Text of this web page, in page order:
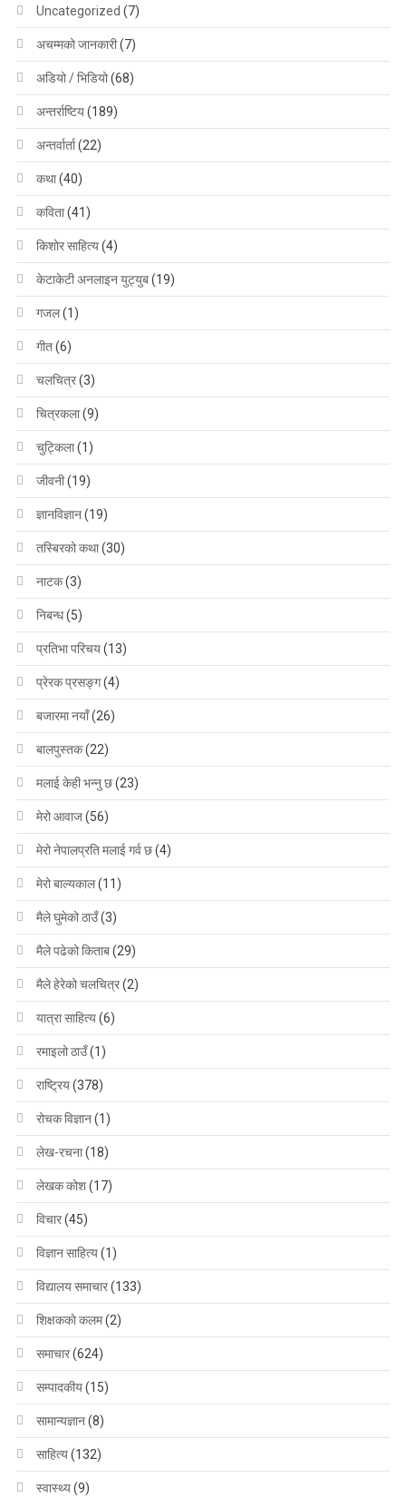
Uncategorized (7)
अचम्मको जानकारी(7)
अडियो / भिडियो(68)
अन्तर्राष्टिय(189)
अन्तर्वार्ता(22)
कथा(40)
कविता(41)
किशोर साहित्य(4)
केटाकेटी अनलाइन युट्युब(19)
गजल(1)
गीत(6)
चलचित्र(3)
चित्रकला(9)
चुट्किला(1)
जीवनी(19)
ज्ञानविज्ञान(19)
तस्बिरको कथा(30)
नाटक(3)
निबन्ध(5)
प्रतिभा परिचय(13)
प्रेरक प्रसङ्ग(4)
बजारमा नयाँ(26)
बालपुस्तक(22)
मलाई केही भन्नु छ(23)
मेरो आवाज(56)
मेरो नेपालप्रति मलाई गर्व छ(4)
मेरो बाल्यकाल(11)
मैले घुमेको ठाउँ(3)
मैले पढेको किताब(29)
मैले हेरेको चलचित्र(2)
यात्रा साहित्य(6)
रमाइलो ठाउँ(1)
राष्ट्रिय(378)
रोचक विज्ञान(1)
लेख-रचना(18)
लेखक कोश(17)
विचार(45)
विज्ञान साहित्य(1)
विद्यालय समाचार(133)
शिक्षककाे कलम(2)
समाचार(624)
सम्पादकीय(15)
सामान्यज्ञान(8)
साहित्य(132)
स्वास्थ्य(9)